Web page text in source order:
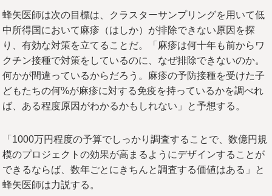
蜂矢医師は次の目標は、クラスターサンプリングを用いて低
中所得国において麻疹（はしか）が排除できない原因を探
り、有効な対策を立てることだ。「麻疹は何十年も前からワ
クチン接種で対策をしているのに、なぜ排除できないのか。
何かが間違っているからだろう。麻疹の予防接種を受けた子
どもたちの何%が麻疹に対する免疫を持っているかを調べれ
ば、ある程度原因がわかるかもしれない」と予想する。
「1000万円程度の予算でしっかり調査することで、数億円規
模のプロジェクトの効果が高まるようにデザインすることが
できるならば、数年ごとにきちんと調査する価値はある」と
蜂矢医師は力説する。